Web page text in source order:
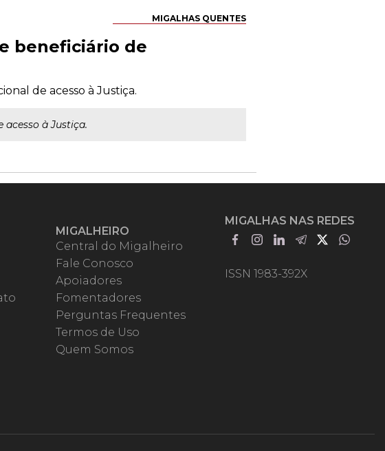
MIGALHAS QUENTES
beneficiário de
de acesso à Justiça.
acesso à Justiça.
MIGALHEIRO
Central do Migalheiro
Fale Conosco
Apoiadores
Fomentadores
Perguntas Frequentes
Termos de Uso
Quem Somos
MIGALHAS NAS REDES
ISSN 1983-392X